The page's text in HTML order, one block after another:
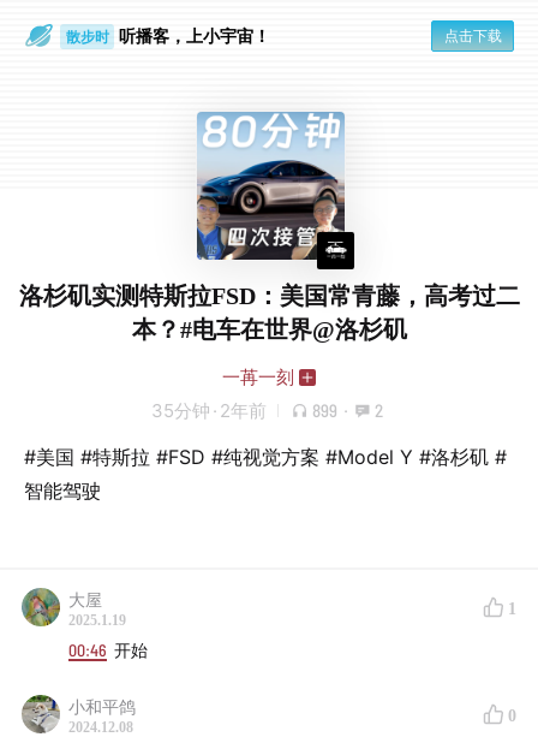
散步时 听播客，上小宇宙！ 点击下载
洛杉矶实测特斯拉FSD：美国常青藤，高考过二
本？#电车在世界@洛杉矶
一苒一刻
35分钟 · 2年前 899 · 2
#美国 #特斯拉 #FSD #纯视觉方案 #Model Y #洛杉矶 #
智能驾驶
大屋
2025.1.19
1
00:46 开始
小和平鸽
2024.12.08
0